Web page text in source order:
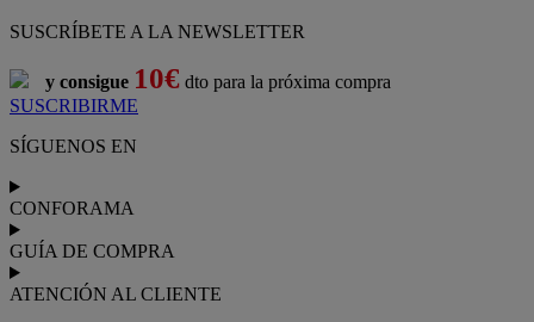
SUSCRÍBETE A LA NEWSLETTER
y consigue 10€ dto para la próxima compra
SUSCRIBIRME
SÍGUENOS EN
CONFORAMA
GUÍA DE COMPRA
ATENCIÓN AL CLIENTE